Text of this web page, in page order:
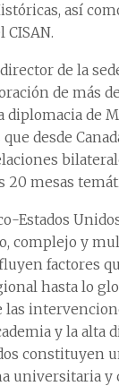
así
CISAN.
de la
de más
diplomacia de
desde
20 mesas
Estados
complejo y
factores
hasta lo
las
y la alta
constituyen
universitaria y